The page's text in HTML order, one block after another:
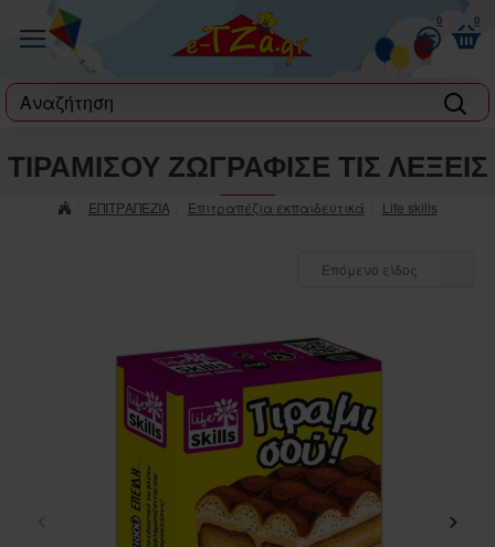
0 0
label
ΕΠΙΤΡΑΠΕΖΙΑ Επιτραπέζια εκπαιδευτικά Life skills
ΤΙΡΑΜΙΣΟΥ ΖΩΓΡΑΦΙΣΕ ΤΙΣ ΛΕΞΕΙΣ
Επόμενο είδος